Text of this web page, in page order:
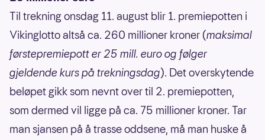
Til trekning onsdag 11. august blir 1. premiepotten i
Vikinglotto altså ca. 260 millioner kroner (maksimal
førstepremiepott er 25 mill. euro og følger
gjeldende kurs på trekningsdag). Det overskytende
beløpet gikk som nevnt over til 2. premiepotten,
som dermed vil ligge på ca. 75 millioner kroner. Tar
man sjansen på å trasse oddsene, må man huske å